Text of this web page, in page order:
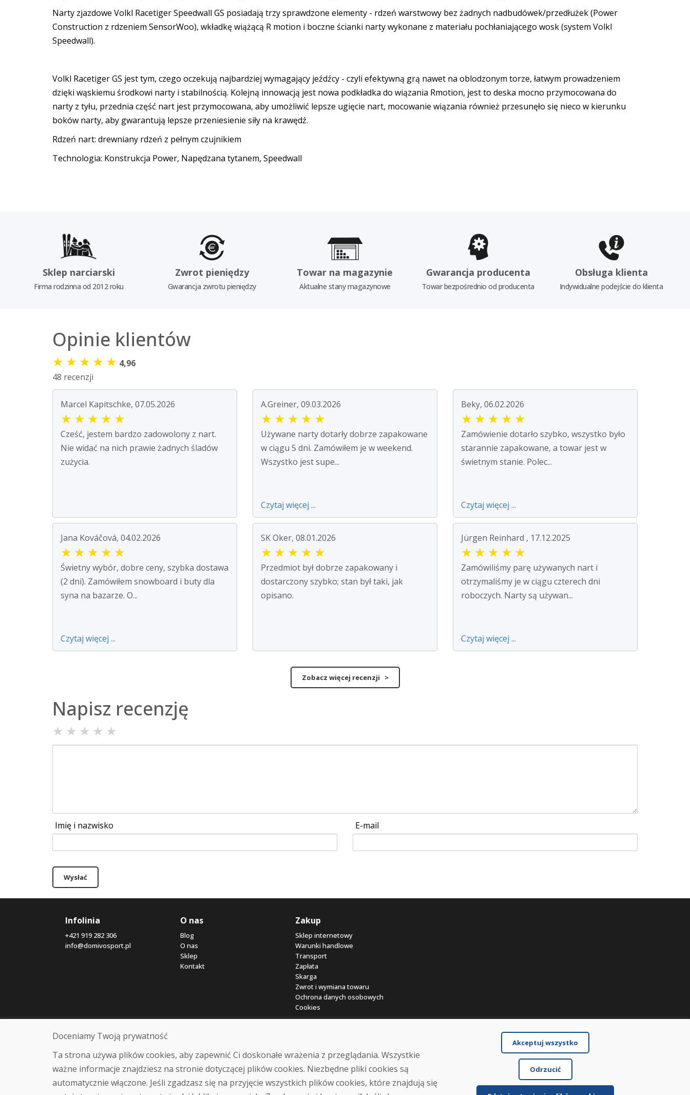
Narty zjazdowe Volkl Racetiger Speedwall GS posiadają trzy sprawdzone elementy - rdzeń warstwowy bez żadnych nadbudówek/przedłużek (Power
Construction z rdzeniem SensorWoo), wkładkę wiążącą R motion i boczne ścianki narty wykonane z materiału pochłaniającego wosk (system Volkl
Speedwall).
Volkl Racetiger GS jest tym, czego oczekują najbardziej wymagający jeźdźcy - czyli efektywną grą nawet na oblodzonym torze, łatwym prowadzeniem
dzięki wąskiemu środkowi narty i stabilnością. Kolejną innowacją jest nowa podkładka do wiązania Rmotion, jest to deska mocno przymocowana do
narty z tyłu, przednia część nart jest przymocowana, aby umożliwić lepsze ugięcie nart, mocowanie wiązania również przesunęło się nieco w kierunku
boków narty, aby gwarantują lepsze przeniesienie siły na krawędź.
Rdzeń nart: drewniany rdzeń z pełnym czujnikiem
Technologia: Konstrukcja Power, Napędzana tytanem, Speedwall
Sklep narciarski
Firma rodzinna od 2012 roku
Zwrot pieniędzy
Gwarancja zwrotu pieniędzy
Towar na magazynie
Aktualne stany magazynowe
Gwarancja producenta
Towar bezpośrednio od producenta
Obsługa klienta
Indywidualne podejście do klienta
Opinie klientów
★ ★ ★ ★ ★ 4,96
48 recenzji
Marcel Kapitschke, 07.05.2026
★ ★ ★ ★ ★
Cześć, jestem bardzo zadowolony z nart.
Nie widać na nich prawie żadnych śladów
zużycia.
A.Greiner, 09.03.2026
★ ★ ★ ★ ★
Używane narty dotarły dobrze zapakowane
w ciągu 5 dni. Zamówiłem je w weekend.
Wszystko jest supe...
Czytaj więcej ...
Beky, 06.02.2026
★ ★ ★ ★ ★
Zamówienie dotarło szybko, wszystko było
starannie zapakowane, a towar jest w
świetnym stanie. Polec...
Czytaj więcej ...
Jana Kováčová, 04.02.2026
★ ★ ★ ★ ★
Świetny wybór, dobre ceny, szybka dostawa
(2 dni). Zamówiłem snowboard i buty dla
syna na bazarze. O...
Czytaj więcej ...
SK Oker, 08.01.2026
★ ★ ★ ★ ★
Przedmiot był dobrze zapakowany i
dostarczony szybko; stan był taki, jak
opisano.
Jürgen Reinhard , 17.12.2025
★ ★ ★ ★ ★
Zamówiliśmy parę używanych nart i
otrzymaliśmy je w ciągu czterech dni
roboczych. Narty są używan...
Czytaj więcej ...
Zobacz więcej recenzji >
Napisz recenzję
★ ★ ★ ★ ★
Imię i nazwisko E-mail
Wysłać
Infolinia
+421 919 282 306
info@domivosport.pl
O nas
Blog
O nas
Sklep
Kontakt
Zakup
Sklep internetowy
Warunki handlowe
Transport
Zapłata
Skarga
Zwrot i wymiana towaru
Ochrona danych osobowych
Cookies
Doceniamy Twoją prywatność
Ta strona używa plików cookies, aby zapewnić Ci doskonałe wrażenia z przeglądania. Wszystkie
ważne informacje znajdziesz na stronie dotyczącej plików cookies. Niezbędne pliki cookies są
automatycznie włączone. Jeśli zgadzasz się na przyjęcie wszystkich plików cookies, które znajdują się
Akceptuj wszystko
Odrzucić